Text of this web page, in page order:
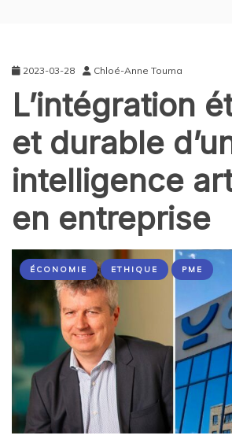
2023-03-28 Chloé-Anne Touma
L’intégration
et durable
intelligence
en entreprise
ÉCONOMIE ETHIQUE PME